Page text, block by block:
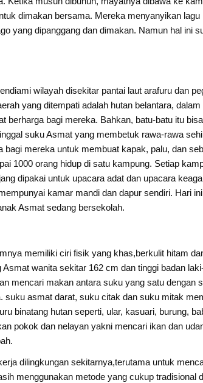
dimakan bersama. Mereka menyanyikan
yang dipanggang dan dimakan. Namun hal ini
wilayah disekitar pantai laut arafuru dan
yang ditempati adalah hutan belantara,
berharga bagi mereka. Bahkan, batu-batu itu
suku Asmat yang membetuk rawa-rawa
bagi mereka untuk membuat kapak, palu, dan
1000 orang hidup di satu kampung. Setiap
dipakai untuk upacara adat dan upacara
kamar mandi dan dapur sendiri. Hari
Asmat sedang bersekolah.
memiliki ciri fisik yang khas,berkulit hitam
Asmat wanita sekitar 162 cm dan tinggi badan
mencari makan antara suku yang satu dengan
suku asmat darat, suku citak dan suku mitak
binatang hutan seperti, ular, kasuari, burung,
pokok dan nelayan yakni mencari ikan dan
dilingkungan sekitarnya,terutama untuk
menggunakan metode yang cukup tradisional